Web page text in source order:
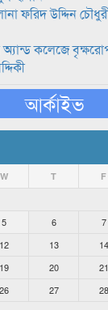
ফরিদ উদ্দিন
অ্যান্ড কলেজে
আর্কাইভ
W T F
5 6 7
12 13 14
19 20 21
26 27 28